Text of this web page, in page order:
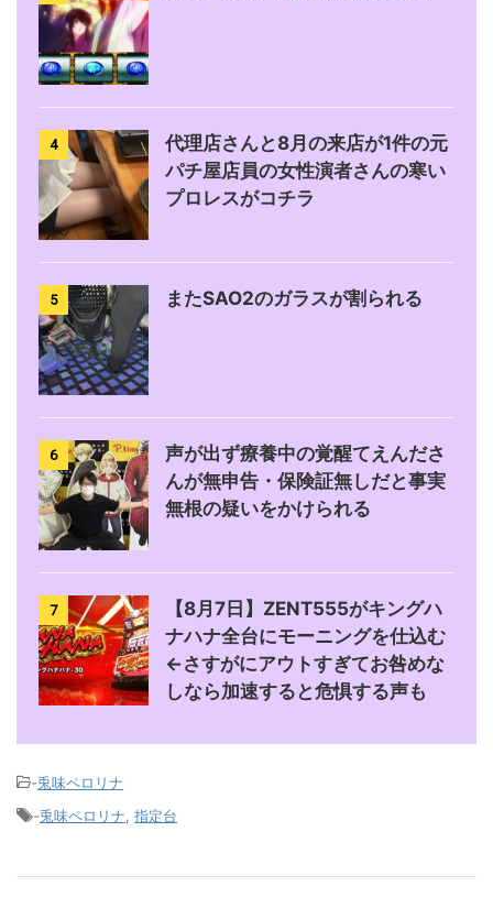
4
代理店さんと8月の来店が1件の元
パチ屋店員の女性演者さんの寒い
プロレスがコチラ
5 またSAO2のガラスが割られる
6
声が出ず療養中の覚醒てえんださ
んが無申告・保険証無しだと事実
無根の疑いをかけられる
7
【8月7日】ZENT555がキングハ
ナハナ全台にモーニングを仕込む
←さすがにアウトすぎてお咎めな
しなら加速すると危惧する声も
-兎味ペロリナ
-兎味ペロリナ 指定台